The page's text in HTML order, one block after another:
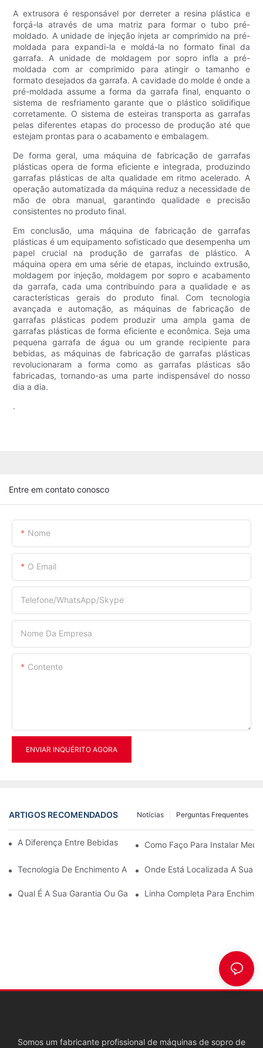
A extrusora é responsável por derreter a resina plástica e
forçá-la através de uma matriz para formar o tubo pré-
moldado. A unidade de injeção injeta ar comprimido na pré-
moldada para expandi-la e moldá-la no formato final da
garrafa. A unidade de moldagem por sopro infla a pré-
moldada com ar comprimido para atingir o tamanho e
formato desejados da garrafa. A cavidade do molde é onde a
pré-moldada assume a forma da garrafa final, enquanto o
sistema de resfriamento garante que o plástico solidifique
corretamente. O sistema de esteiras transporta as garrafas
pelas diferentes etapas do processo de produção até que
estejam prontas para o acabamento e embalagem.
De forma geral, uma máquina de fabricação de garrafas
plásticas opera de forma eficiente e integrada, produzindo
garrafas plásticas de alta qualidade em ritmo acelerado. A
operação automatizada da máquina reduz a necessidade de
mão de obra manual, garantindo qualidade e precisão
consistentes no produto final.
Em conclusão, uma máquina de fabricação de garrafas
plásticas é um equipamento sofisticado que desempenha um
papel crucial na produção de garrafas de plástico. A
máquina opera em uma série de etapas, incluindo extrusão,
moldagem por injeção, moldagem por sopro e acabamento
da garrafa, cada uma contribuindo para a qualidade e as
características gerais do produto final. Com tecnologia
avançada e automação, as máquinas de fabricação de
garrafas plásticas podem produzir uma ampla gama de
garrafas plásticas de forma eficiente e econômica. Seja uma
pequena garrafa de água ou um grande recipiente para
bebidas, as máquinas de fabricação de garrafas plásticas
revolucionaram a forma como as garrafas plásticas são
fabricadas, tornando-as uma parte indispensável do nosso
dia a dia.
.
Entre em contato conosco
Nome
O Email
Telefone/WhatsApp/Skype
Nome Da Empresa
Contente
ENVIAR INQUÉRITO AGORA
ARTIGOS RECOMENDADOS Perguntas Frequentes
Notícias
A Diferença Entre Bebidas Envasadas A Quente E A Frio
Como Faço Para Instalar Meu
Tecnologia De Enchimento A Quente Para Garrafas PET (parte
Onde Está Localizada A Sua
Qual É A Sua Garantia Ou Garantia De Qualidade Se
Linha Completa Para
Somos um fabricante profissional de máquinas de sopro de